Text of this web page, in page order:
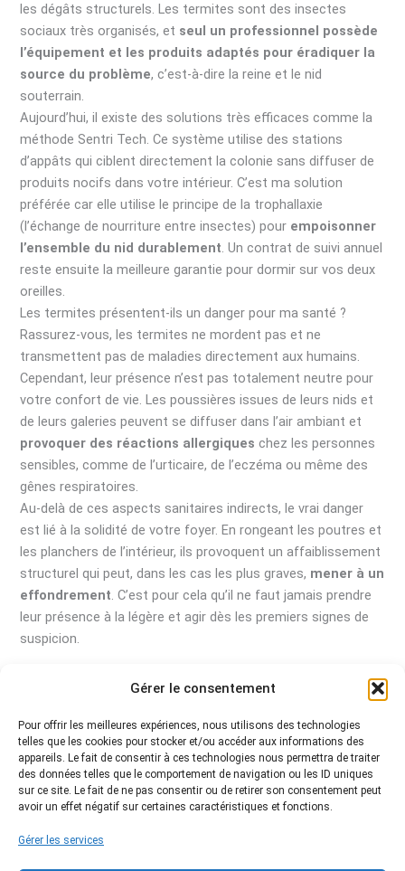
Gérer le consentement
Pour offrir les meilleures expériences, nous utilisons des technologies
telles que les cookies pour stocker et/ou accéder aux informations des
appareils. Le fait de consentir à ces technologies nous permettra de traiter
des données telles que le comportement de navigation ou les ID uniques
sur ce site. Le fait de ne pas consentir ou de retirer son consentement peut
avoir un effet négatif sur certaines caractéristiques et fonctions.
Gérer les services
les dégâts structurels. Les termites sont des insectes
sociaux très organisés, et seul un professionnel possède
l’équipement et les produits adaptés pour éradiquer la
source du problème, c’est-à-dire la reine et le nid
souterrain.
Aujourd’hui, il existe des solutions très efficaces comme la
méthode Sentri Tech. Ce système utilise des stations
d’appâts qui ciblent directement la colonie sans diffuser de
produits nocifs dans votre intérieur. C’est ma solution
préférée car elle utilise le principe de la trophallaxie
(l’échange de nourriture entre insectes) pour empoisonner
l’ensemble du nid durablement. Un contrat de suivi annuel
reste ensuite la meilleure garantie pour dormir sur vos deux
oreilles.
Les termites présentent-ils un danger pour ma santé ?
Rassurez-vous, les termites ne mordent pas et ne
transmettent pas de maladies directement aux humains.
Cependant, leur présence n’est pas totalement neutre pour
votre confort de vie. Les poussières issues de leurs nids et
de leurs galeries peuvent se diffuser dans l’air ambiant et
provoquer des réactions allergiques chez les personnes
sensibles, comme de l’urticaire, de l’eczéma ou même des
gênes respiratoires.
Au-delà de ces aspects sanitaires indirects, le vrai danger
est lié à la solidité de votre foyer. En rongeant les poutres et
les planchers de l’intérieur, ils provoquent un affaiblissement
structurel qui peut, dans les cas les plus graves, mener à un
effondrement. C’est pour cela qu’il ne faut jamais prendre
leur présence à la légère et agir dès les premiers signes de
suspicion.
Article suivant→